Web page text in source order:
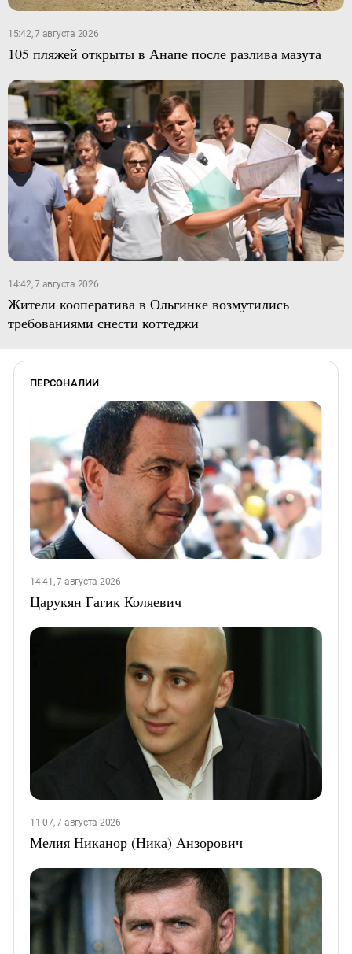
15:42, 7 августа 2026
105 пляжей открыты в Анапе после разлива мазута
14:42, 7 августа 2026
Жители кооператива в Ольгинке возмутились
требованиями снести коттеджи
ПЕРСОНАЛИИ
14:41, 7 августа 2026
Царукян Гагик Коляевич
11:07, 7 августа 2026
Мелия Никанор (Ника) Анзорович